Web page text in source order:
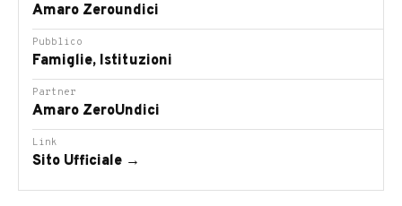
Amaro Zeroundici
Pubblico
Famiglie, Istituzioni
Partner
Amaro ZeroUndici
Link
Sito Ufficiale →